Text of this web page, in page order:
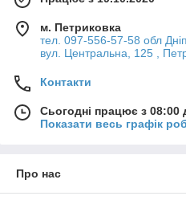
м. Петриковка
тел. 097-556-57-58 обл
вул. Центральна, 125 ,
Контакти
Сьогодні працює з 08:00
Показати весь графік
Про нас